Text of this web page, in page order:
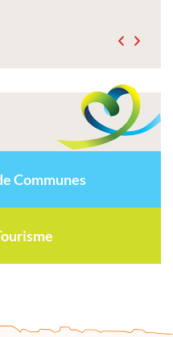
Communes